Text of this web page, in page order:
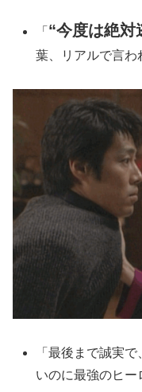
「 “今度は絶対
葉、リアルで言わ
「最後まで誠実
いのに最強のヒー